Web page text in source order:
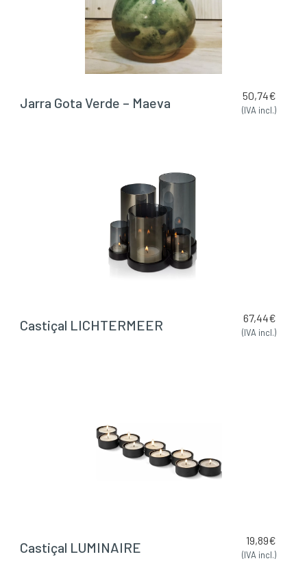
Jarra Gota Verde – Maeva 50,74€
(IVA incl.)
Castiçal LICHTERMEER 67,44€
(IVA incl.)
Castiçal LUMINAIRE 19,89€
(IVA incl.)